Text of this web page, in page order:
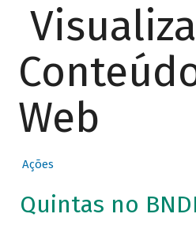
Web
Ações
Quintas no